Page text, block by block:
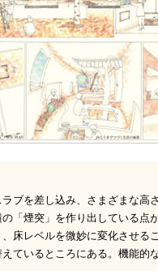
ブを差し込み、さまざまな
「煙突」を作り出している
床レベルを微妙に変化させ
ているところにある。機能